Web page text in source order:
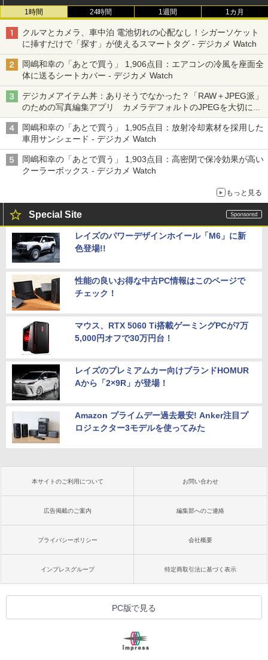
1時間 24時間 1週間 1カ月
クルマとカメラ、車中泊 電池切れの心配なし！シガーソケット
に挿すだけで「探す」が使えるスマートタグ - デジカメ Watch
岡嶋和幸の「あとで買う」 1,906点目：エアコンの冷風を座面全
体に送るシートカバー - デジカメ Watch
デジカメアイテム丼：ありそうでなかった？「RAW＋JPEG派」
のための写真編集アプリ カメラデフォルトのJPEGを大切にす
る「Filmator」
岡嶋和幸の「あとで買う」 1,905点目：放射冷却素材を採用した
車用サンシェード - デジカメ Watch
岡嶋和幸の「あとで買う」 1,903点目：高密閉で保冷効果が高い
クーラーボックス - デジカメ Watch
もっと見る
Special Site
レイズのパワーデザインホイール「M6」に新
色登場!!
性能の良いお得な中古PC情報はこのページで
チェック！
マウス、RTX 5060 Ti搭載ゲーミングPCが7万
5,000円オフで30万円台！
レイズのプレミアムカー向けブランドHOMUR
Aから「2×9R」が登場！
Amazon プライムデー過去最安! Anker注目プ
ロジェクター3モデルを使ってみた
本サイトのご利用について お問い合わせ
広告掲載のご案内 編集部へのご連絡
プライバシーポリシー 会社概要
インプレスグループ 特定商取引法に基づく表示
PC版で見る